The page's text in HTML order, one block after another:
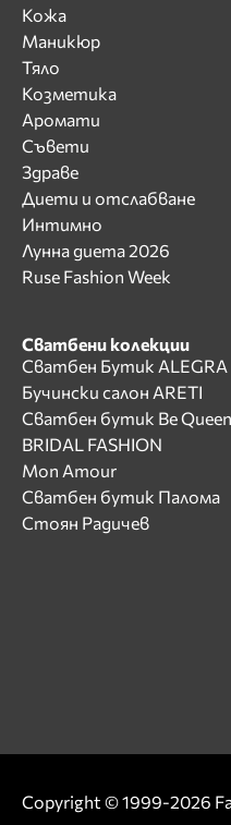
Кожа
Маникюр
Тяло
Козметика
Аромати
Съвети
Здраве
Диети и отслабване
Интимно
Лунна диета 2026
Ruse Fashion Week
Сватбени колекции
Сватбен Бутик ALEGRA
Бучински салон ARETI
Сватбен бутик Be Queen
BRIDAL FASHION
Mon Amour
Сватбен бутик Палома
Стоян Радичев
Copyright © 1999-2026